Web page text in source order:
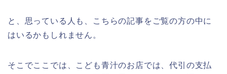
と、思っている人も、こちらの記事をご覧の方の中に
はいるかもしれません。
そこでここでは、こども青汁のお店では、代引の支払